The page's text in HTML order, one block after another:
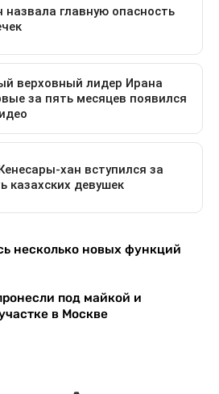
несколько новых функций
под майкой и
в Москве